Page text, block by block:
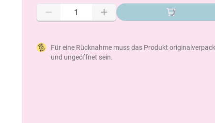
Für eine Rücknahme muss das Produkt
und ungeöffnet sein.